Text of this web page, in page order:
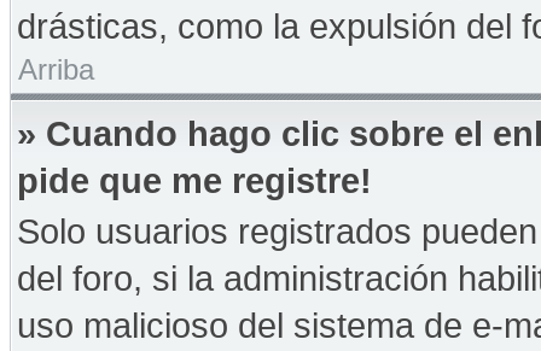
drásticas, como la expulsión del
Arriba
» Cuando hago clic sobre el
pide que me registre!
Solo usuarios registrados
del foro, si la administración
uso malicioso del sistema de e-